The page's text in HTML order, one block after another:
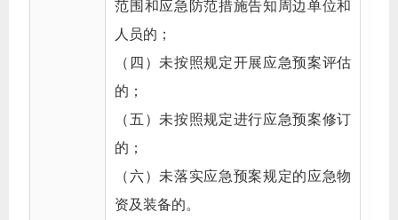
范围和应急防范措施告知周边单位和
人员的；
（四）未按照规定开展应急预案评估
的；
（五）未按照规定进行应急预案修订
的；
（六）未落实应急预案规定的应急物
资及装备的。